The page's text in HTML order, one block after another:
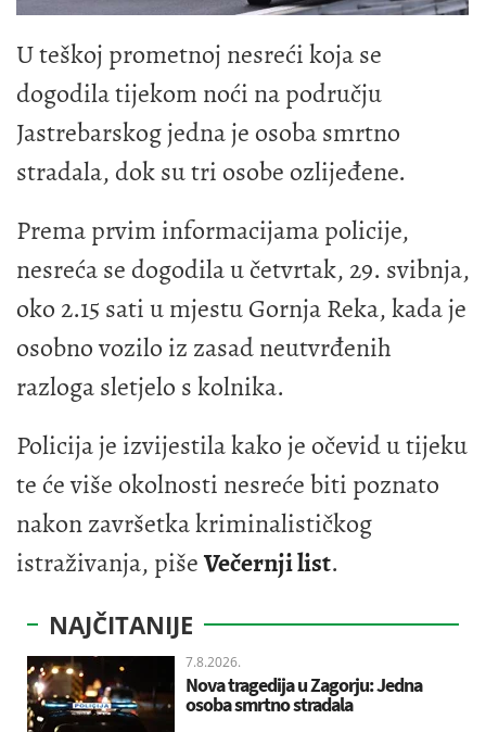
U teškoj prometnoj nesreći koja se
dogodila tijekom noći na području
Jastrebarskog jedna je osoba smrtno
stradala, dok su tri osobe ozlijeđene.
Prema prvim informacijama policije,
nesreća se dogodila u četvrtak, 29. svibnja,
oko 2.15 sati u mjestu Gornja Reka, kada je
osobno vozilo iz zasad neutvrđenih
razloga sletjelo s kolnika.
Policija je izvijestila kako je očevid u tijeku
te će više okolnosti nesreće biti poznato
nakon završetka kriminalističkog
istraživanja, pišeVečernji list.
NAJČITANIJE
7.8.2026.
Nova tragedija u Zagorju: Jedna
osoba smrtno stradala